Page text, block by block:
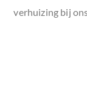
verhuizing bij